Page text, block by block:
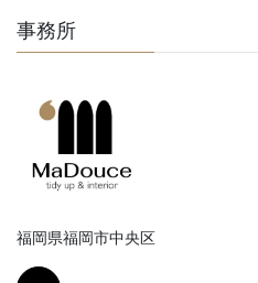
事務所
福岡県福岡市中央区